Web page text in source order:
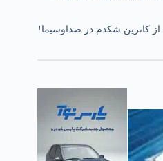
از کاترین شکدم در صداوسیما!